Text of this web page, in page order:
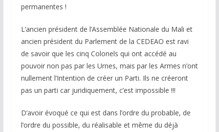
permanentes !
L’ancien président de l’Assemblée Nationale du Mali et
ancien président du Parlement de la CEDEAO est ravi
de savoir que les cinq Colonels qui ont accédé au
pouvoir non pas par les Urnes, mais par les Armes n’ont
nullement l’Intention de créer un Parti. Ils ne créeront
pas un parti car juridiquement, c’est impossible !!!
D’avoir évoqué ce qui est dans l’ordre du probable, de
l’ordre du possible, du réalisable et même du déjà